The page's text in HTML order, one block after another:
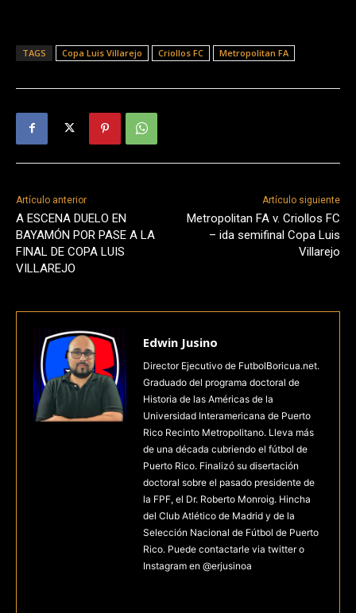
TAGS Copa Luis Villarejo Criollos FC Metropolitan FA
Artículo anterior
A ESCENA DUELO EN
BAYAMÓN POR PASE A LA
FINAL DE COPA LUIS
VILLAREJO
Artículo siguiente
Metropolitan FA v. Criollos FC
– ida semifinal Copa Luis
Villarejo
Edwin Jusino
Director Ejecutivo de FutbolBoricua.net.
Graduado del programa doctoral de
Historia de las Américas de la
Universidad Interamericana de Puerto
Rico Recinto Metropolitano. Lleva más
de una década cubriendo el fútbol de
Puerto Rico. Finalizó su disertación
doctoral sobre el pasado presidente de
la FPF, el Dr. Roberto Monroig. Hincha
del Club Atlético de Madrid y de la
Selección Nacional de Fútbol de Puerto
Rico. Puede contactarle via twitter o
Instagram en @erjusinoa